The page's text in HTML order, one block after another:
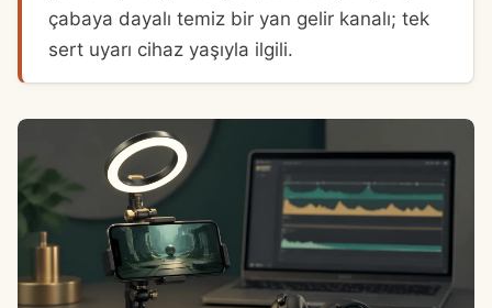
çabaya dayalı temiz bir yan gelir kanalı; tek
sert uyarı cihaz yaşıyla ilgili.